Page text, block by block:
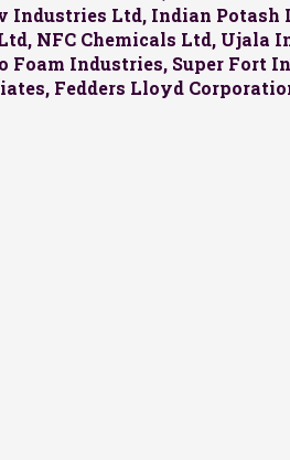
Industries Ltd, Indian
NFC Chemicals Ltd, Ujala
Foam Industries, Super Fort
Fedders Lloyd